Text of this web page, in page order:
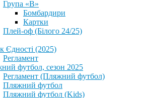
Група «В»
Бомбардири
Картки
Плей-оф (Білого 24/25)
Єдності (2025)
Регламент
футбол, сезон 2025
Регламент (Пляжний футбол)
Пляжний футбол
Пляжний футбол (Kids)